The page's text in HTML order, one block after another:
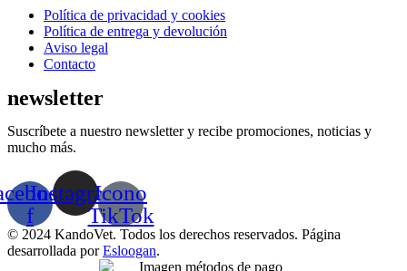
Menú
Política de privacidad y cookies
Política de entrega y devolución
Aviso legal
Contacto
newsletter
Suscríbete a nuestro newsletter y recibe promociones, noticias y
mucho más.
f
InstagramIcono
TikTok
© 2024 KandoVet. Todos los derechos reservados. Página
desarrollada porEsloogan.